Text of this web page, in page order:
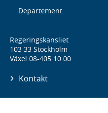
Departement
Regeringskansliet
103 33 Stockholm
Växel 08-405 10 00
Kontakt